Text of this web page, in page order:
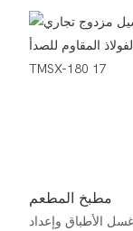
مطبخ المطعم
الأطباق وإعداد